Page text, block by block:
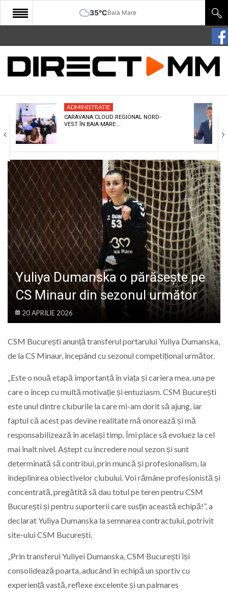
35°CBaia Mare
START
COMUNITATE
CULTURA
ECONOMIE
SANATATE
SPORT
SPECIAL
POLITIC
LIFE
ADMINISTRATIE
CARAVANA CLOUD REGIONAL NORD-
VEST ÎN BAIA MARE:…
Yuliya Dumanska o părăsește pe
CS Minaur din sezonul următor
20 APRILIE 2026
CSM București anunță transferul portarului Yuliya Dumanska,
de la CS Minaur, începând cu sezonul competițional următor.
„Este o nouă etapă importantă în viața și cariera mea, una pe
care o încep cu multă motivație și entuziasm. CSM București
este unul dintre cluburile la care mi-am dorit să ajung, iar
faptul că acest pas devine realitate mă onorează și mă
responsabilizează în același timp. Îmi place să evoluez la cel
mai înalt nivel. Aștept cu încredere noul sezon și sunt
determinată să contribui, prin muncă și profesionalism, la
îndeplinirea obiectivelor clubului. Voi rămâne profesionistă și
concentrată, pregătită să dau totul pe teren pentru CSM
București și pentru suporterii care susțin această echipă!”, a
declarat Yuliya Dumanska la semnarea contractului, potrivit
site-ului CSM București.
„Prin transferul Yuliyei Dumanska, CSM București își
consolidează poarta, aducând în echipă un sportiv cu
experiență vastă, reflexe excelente și un palmares